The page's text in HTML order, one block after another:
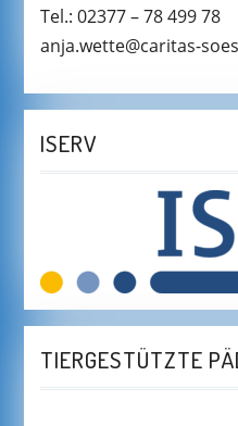
Tel.: 02377 – 78
anja.wette@caritas-
ISERV
TIERGESTÜTZTE